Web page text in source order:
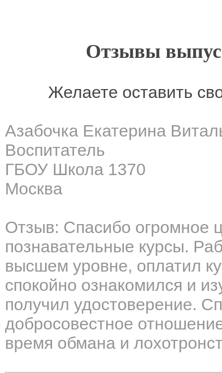
Отзывы
Желаете оставить
Азабочка Екатерина
Воспитатель
ГБОУ Школа 1370
Москва
Отзыв: Спасибо огромное
познавательные курсы.
высшем уровне, оплатил
спокойно ознакомился и
получил удостоверение.
добросовестное
время обмана и